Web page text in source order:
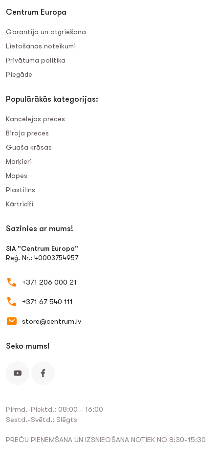
Centrum Europa
Garantija un atgriešana
Lietošanas noteikumi
Privātuma politika
Piegāde
Populārākās kategorijas:
Kancelejas preces
Biroja preces
Guaša krāsas
Marķieri
Mapes
Plastilīns
Kārtridži
Sazinies ar mums!
SIA "Centrum Europa"
Reģ. Nr.: 40003754957
+371 206 000 21
+371 67 540 111
store@centrum.lv
Seko mums!
Pirmd.-Piektd.: 08:00 - 16:00
Sestd.-Svētd.: Slēgts
PREČU PIEŅEMŠANA UN IZSNIEGŠANA NOTIEK NO 8:30-15:30